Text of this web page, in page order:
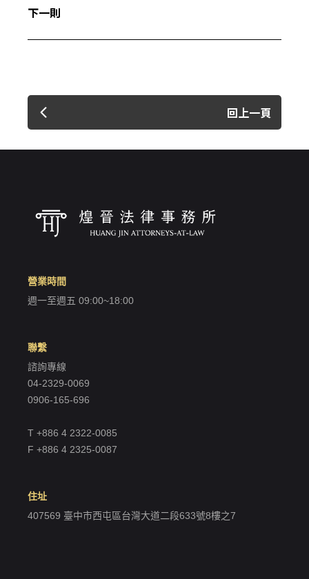
下一則
回上一頁
營業時間
週一至週五 09:00~18:00
聯繫
諮詢專線
04-2329-0069
0906-165-696
T +886 4 2322-0085
F +886 4 2325-0087
住址
407569 臺中市西屯區台灣大道二段633號8樓之7